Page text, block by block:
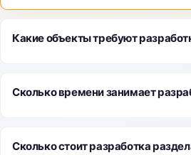
Какие объекты требуют
Новых зданий и сооружений
производственных)
Сколько времени занимает
Сколько стоит разработка